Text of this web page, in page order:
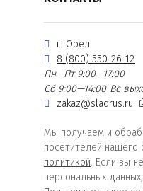
г. Орёл
8 (800) 550-26-12
Пн—Пт 9:00—17:00
Сб 9:00—14:00 Вс
zakaz@sladrus.ru
Мы получаем и
посетителей нашего
политикой. Если вы
персональных